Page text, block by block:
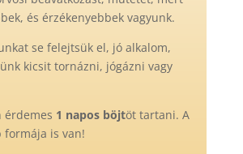
és érzékenyebbek vagyunk.
se felejtsük el, jó alkalom,
kicsit tornázni, jógázni vagy
érdemes 1 napos böjtöt tartani. A
formája is van!